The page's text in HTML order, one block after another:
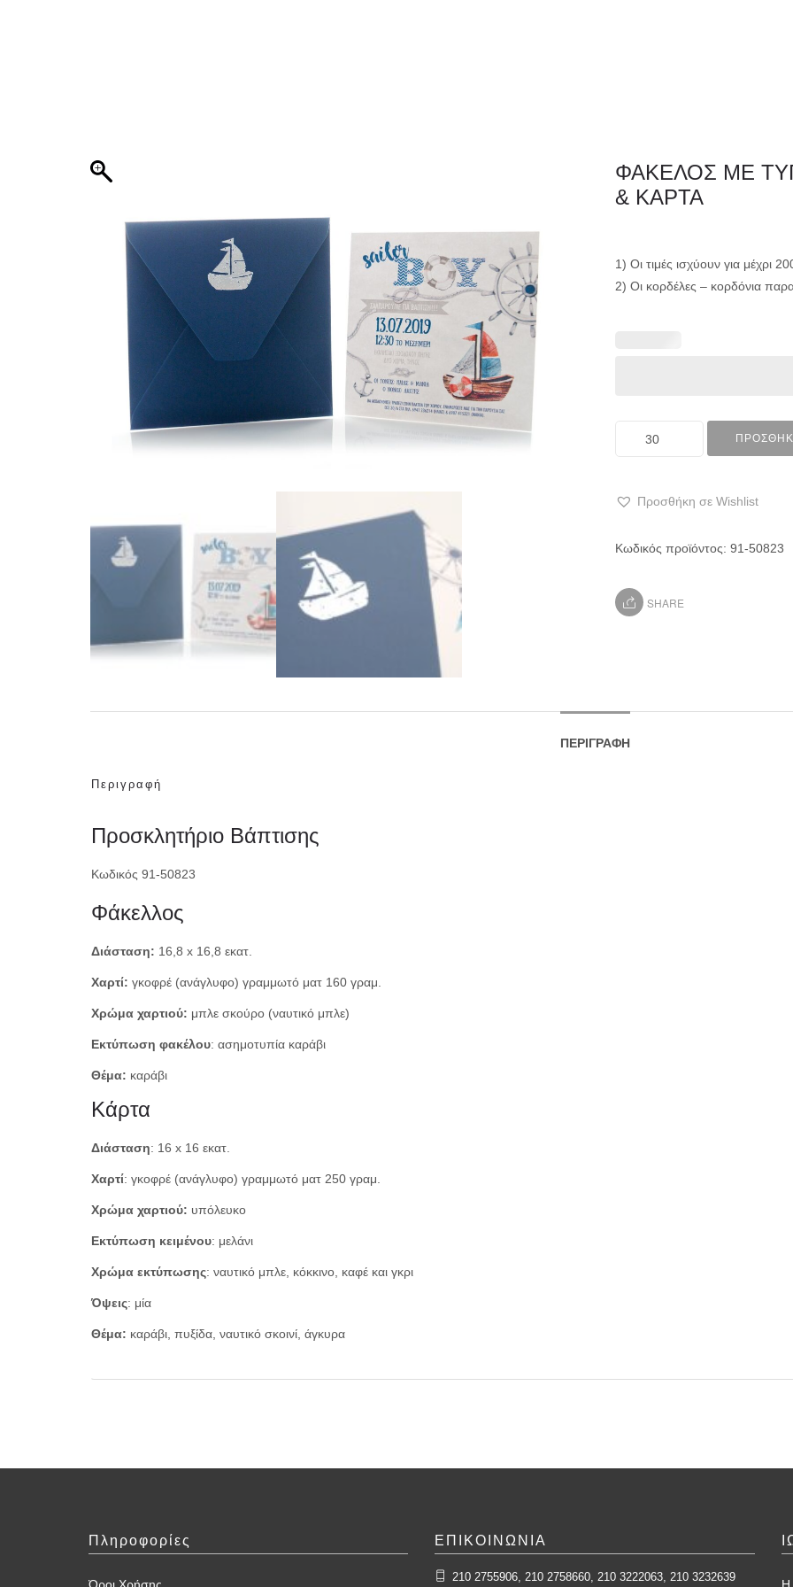
Εταιρειών/Τιμολογίων/
Ξενοδοχείων
ΦΑΚΕΛΟΣ ΜΕ
& ΚΑΡΤΑ
1) Οι τιμές ισχύουν για μέχρι
2) Οι κορδέλες – κορδόνια
Προσθήκη σε Wishlist
Κωδικός προϊόντος: 91-50823
SHARE
ΠΕΡΙΓΡΑΦΉ
Περιγραφή
Προσκλητήριο Βάπτισης
Κωδικός 91-50823
Φάκελλος
Διάσταση: 16,8 x 16,8 εκατ.
Χαρτί: γκοφρέ (ανάγλυφο) γραμμωτό ματ 160 γραμ.
Χρώμα χαρτιού: μπλε σκούρο (ναυτικό μπλε)
Εκτύπωση φακέλου: ασημοτυπία καράβι
Θέμα: καράβι
Κάρτα
Διάσταση: 16 x 16 εκατ.
Χαρτί: γκοφρέ (ανάγλυφο) γραμμωτό ματ 250 γραμ.
Χρώμα χαρτιού: υπόλευκο
Εκτύπωση κειμένου: μελάνι
Χρώμα εκτύπωσης: ναυτικό μπλε, κόκκινο, καφέ και γκρι
Όψεις: μία
Θέμα: καράβι, πυξίδα, ναυτικό σκοινί, άγκυρα
Πληροφορίες ΕΠΙΚΟΙΝΩΝΙΑ
210 2755906, 210 2758660, 210 3222063, 210 3232639